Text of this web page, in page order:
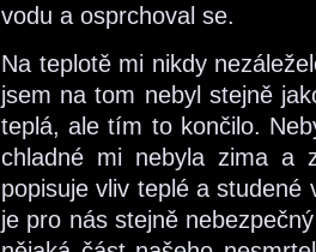
vodu a osprchoval se.
Na teplotě mi nikdy
jsem na tom nebyl stejně
teplá, ale tím to končilo.
chladné mi nebyla zima a
popisuje vliv teplé a
je pro nás stejně